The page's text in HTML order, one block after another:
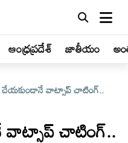
ఆంధ్రప్రదేశ్ జాతీయం
వాట్సాప్ చాటింగ్..
చాటింగ్..